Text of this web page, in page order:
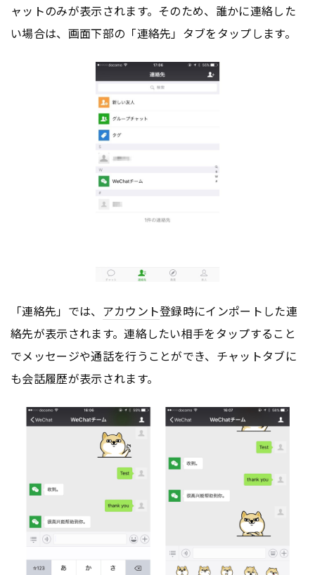
ャットのみが表示されます。そのため、誰かに連絡した
い場合は、画面下部の「連絡先」タブをタップします。
「連絡先」では、 アカウント登録時にインポートした連
絡先が表示されます。連絡したい相手をタップすること
でメッセージや通話を行うことができ、チャットタブに
も会話履歴が表示されます。